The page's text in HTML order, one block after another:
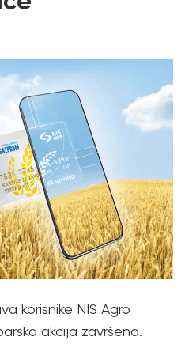
korisnike NIS Agro
akcija završena.